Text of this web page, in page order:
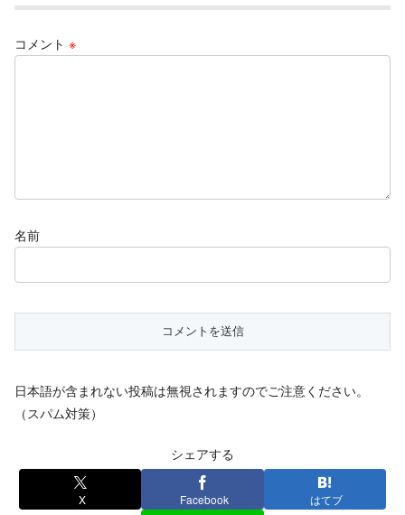
コメント ※
名前
日本語が含まれない投稿は無視されますのでご注意ください。
（スパム対策）
シェアする
X Facebook はてブ